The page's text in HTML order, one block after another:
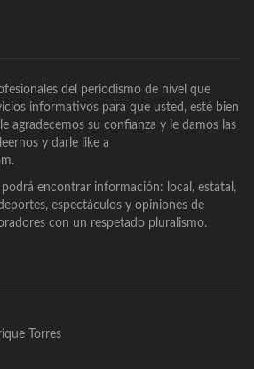
del periodismo de nivel que
informativos para que usted, esté bien
agradecemos su confianza y le damos las
y darle like a
encontrar información: local, estatal,
espectáculos y opiniones de
con un respetado pluralismo.
Torres